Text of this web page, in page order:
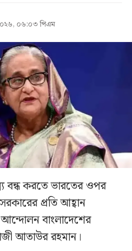
০৬:০৩ পিএম
বন্ধ করতে ভারতের ওপর
প্রতি আহ্বান
বাংলাদেশের
আতাউর রহমান।